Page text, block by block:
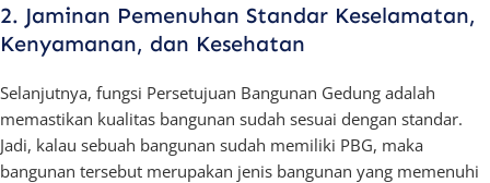
2. Jaminan Pemenuhan Standar Keselamatan,
Kenyamanan, dan Kesehatan
Selanjutnya, fungsi Persetujuan Bangunan Gedung adalah
memastikan kualitas bangunan sudah sesuai dengan standar.
Jadi, kalau sebuah bangunan sudah memiliki PBG, maka
bangunan tersebut merupakan jenis bangunan yang memenuhi